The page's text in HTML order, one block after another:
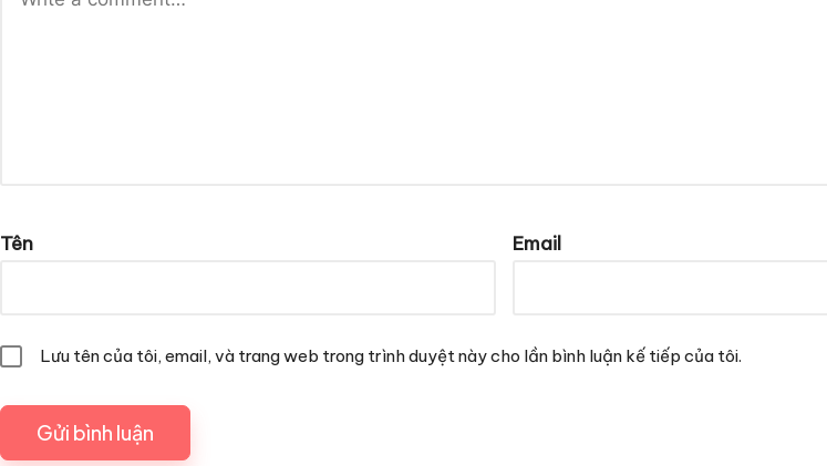
Tên Email
Lưu tên của tôi, email, và trang web trong trình duyệt này cho lần bình luận kế tiếp của tôi.